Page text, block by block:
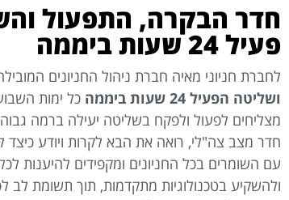
חדר הבקרה, התפעול
פעיל 24 שעות ביממה
לחברת חניוני מאיה חברת ניהול החניונים
ושליטה הפעיל 24 שעות ביממה
כל ימות
מצליחים לפעול ולפקח בשליטה יעילה ברמה
חדר מצב צה"לי, רואה את הבא לקרות ויודע כיצד
עם השומרים בכל החניונים ומקפידים להיענות
ולהשקיע בטכנולוגיות מתקדמות, תוך תשומת לב